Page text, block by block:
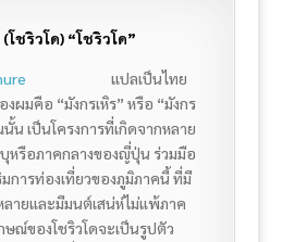
ชริวโด) “โชริวโด”
แปลเป็นไทย
ผมคือ “มังกรเหิร” หรือ “มังกร
น เป็นโครงการที่เกิดจากหลาย
หรือภาคกลางของญี่ปุ่น ร่วมมือ
การท่องเที่ยวของภูมิภาคนี้ ที่มี
ลายและมีมนต์เสน่ห์ไม่แพ้ภาค
ณ์ของโชริวโดจะเป็นรูปตัว